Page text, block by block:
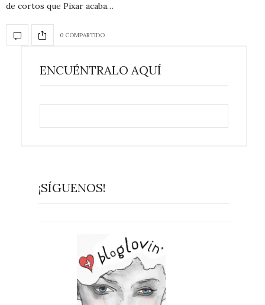
de cortos que Pixar acaba…
0 COMPARTIDO
ENCUÉNTRALO AQUÍ
¡SÍGUENOS!